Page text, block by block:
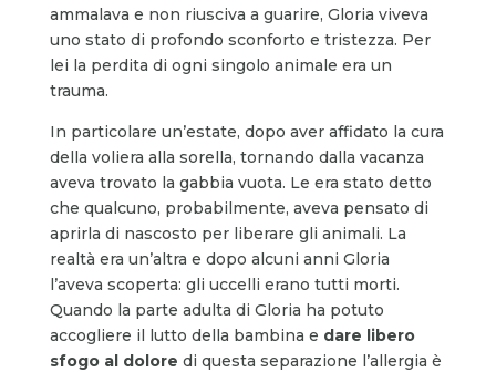
ammalava e non riusciva a guarire, Gloria viveva
uno stato di profondo sconforto e tristezza. Per
lei la perdita di ogni singolo animale era un
trauma.
In particolare un’estate, dopo aver affidato la cura
della voliera alla sorella, tornando dalla vacanza
aveva trovato la gabbia vuota. Le era stato detto
che qualcuno, probabilmente, aveva pensato di
aprirla di nascosto per liberare gli animali. La
realtà era un’altra e dopo alcuni anni Gloria
l’aveva scoperta: gli uccelli erano tutti morti.
Quando la parte adulta di Gloria ha potuto
accogliere il lutto della bambina e dare libero
sfogo al dolore di questa separazione l’allergia è